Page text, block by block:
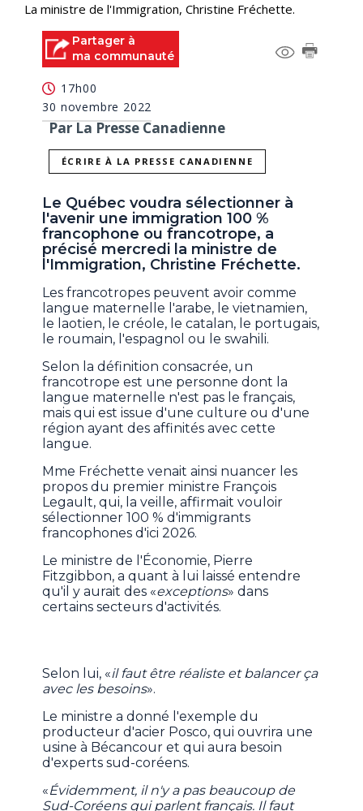
La ministre de l'Immigration, Christine Fréchette.
Partager à
ma communauté
17h00
30 novembre 2022
Par La Presse Canadienne
ÉCRIRE À LA PRESSE CANADIENNE
Le Québec voudra sélectionner à
l'avenir une immigration 100 %
francophone ou francotrope, a
précisé mercredi la ministre de
l'Immigration, Christine Fréchette.
Les francotropes peuvent avoir comme
langue maternelle l'arabe, le vietnamien,
le laotien, le créole, le catalan, le portugais,
le roumain, l'espagnol ou le swahili.
Selon la définition consacrée, un
francotrope est une personne dont la
langue maternelle n'est pas le français,
mais qui est issue d'une culture ou d'une
région ayant des affinités avec cette
langue.
Mme Fréchette venait ainsi nuancer les
propos du premier ministre François
Legault, qui, la veille, affirmait vouloir
sélectionner 100 % d'immigrants
francophones d'ici 2026.
Le ministre de l'Économie, Pierre
Fitzgibbon, a quant à lui laissé entendre
qu'il y aurait des «exceptions» dans
certains secteurs d'activités.
Selon lui, «il faut être réaliste et balancer ça
avec les besoins».
Le ministre a donné l'exemple du
producteur d'acier Posco, qui ouvrira une
usine à Bécancour et qui aura besoin
d'experts sud-coréens.
«Évidemment, il n'y a pas beaucoup de
Sud-Coréens qui parlent français. Il faut